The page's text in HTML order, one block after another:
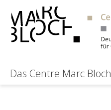
Das Centre Marc Bloch